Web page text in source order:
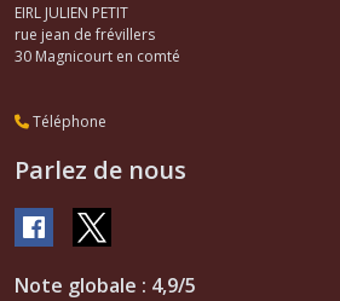
EIRL JULIEN PETIT
rue jean de frévillers
30 Magnicourt en comté
Téléphone
Parlez de nous
Note globale : 4,9/5